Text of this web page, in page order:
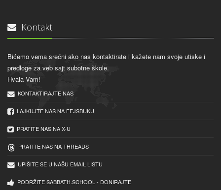
Kontakt
Bićemo vema srećni ako nas kontaktirate i kažete nam svoje utiske i
predloge za veb sajt subotne škole.
Hvala Vam!
KONTAKTIRAJTE NAS
LAJKUJTE NAS NA FEJSBUKU
PRATITE NAS NA X-U
PRATITE NAS NA THREADS
UPIŠITE SE U NAŠU EMAIL LISTU
PODRŽITE SABBATH.SCHOOL - DONIRAJTE